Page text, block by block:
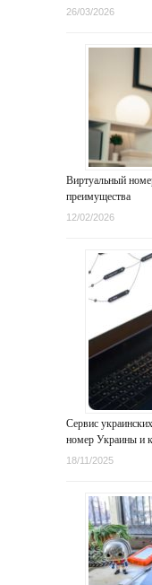
26/03/2026
Виртуальный
преимущества
12/02/2026
Сервис
номер Украины и
18/11/2025